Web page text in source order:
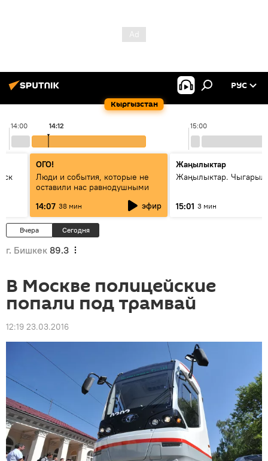
Кыргызстан
РУС
14:00 15:00
14:12
ОГО!
Люди и события, которые не
оставили нас равнодушными
14:07 38 мин эфир
Жаңылыктар
Жаңылыктар.
15:01 3 мин
Вчера Сегодня
г. Бишкек 89.3
В Москве полицейские
попали под трамвай
12:19 23.03.2016